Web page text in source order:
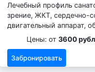
Лечебный профиль
зрение, ЖКТ, сердечно-
двигательный аппарат,
Цены: от 3600
Забронировать